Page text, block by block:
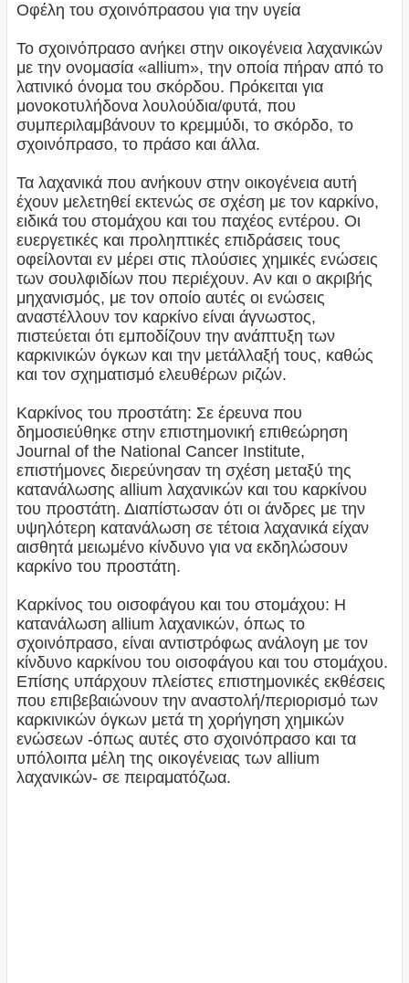
Οφέλη του σχοινόπρασου για την υγεία
Το σχοινόπρασο ανήκει στην οικογένεια λαχανικών
με την ονομασία «allium», την οποία πήραν από το
λατινικό όνομα του σκόρδου. Πρόκειται για
μονοκοτυλήδονα λουλούδια/φυτά, που
συμπεριλαμβάνουν το κρεμμύδι, το σκόρδο, το
σχοινόπρασο, το πράσο και άλλα.
Τα λαχανικά που ανήκουν στην οικογένεια αυτή
έχουν μελετηθεί εκτενώς σε σχέση με τον καρκίνο,
ειδικά του στομάχου και του παχέος εντέρου. Οι
ευεργετικές και προληπτικές επιδράσεις τους
οφείλονται εν μέρει στις πλούσιες χημικές ενώσεις
των σουλφιδίων που περιέχουν. Αν και ο ακριβής
μηχανισμός, με τον οποίο αυτές οι ενώσεις
αναστέλλουν τον καρκίνο είναι άγνωστος,
πιστεύεται ότι εμποδίζουν την ανάπτυξη των
καρκινικών όγκων και την μετάλλαξή τους, καθώς
και τον σχηματισμό ελευθέρων ριζών.
Καρκίνος του προστάτη: Σε έρευνα που
δημοσιεύθηκε στην επιστημονική επιθεώρηση
Journal of the National Cancer Institute,
επιστήμονες διερεύνησαν τη σχέση μεταξύ της
κατανάλωσης allium λαχανικών και του καρκίνου
του προστάτη. Διαπίστωσαν ότι οι άνδρες με την
υψηλότερη κατανάλωση σε τέτοια λαχανικά είχαν
αισθητά μειωμένο κίνδυνο για να εκδηλώσουν
καρκίνο του προστάτη.
Καρκίνος του οισοφάγου και του στομάχου: Η
κατανάλωση allium λαχανικών, όπως το
σχοινόπρασο, είναι αντιστρόφως ανάλογη με τον
κίνδυνο καρκίνου του οισοφάγου και του στομάχου.
Επίσης υπάρχουν πλείστες επιστημονικές εκθέσεις
που επιβεβαιώνουν την αναστολή/περιορισμό των
καρκινικών όγκων μετά τη χορήγηση χημικών
ενώσεων -όπως αυτές στο σχοινόπρασο και τα
υπόλοιπα μέλη της οικογένειας των allium
λαχανικών- σε πειραματόζωα.